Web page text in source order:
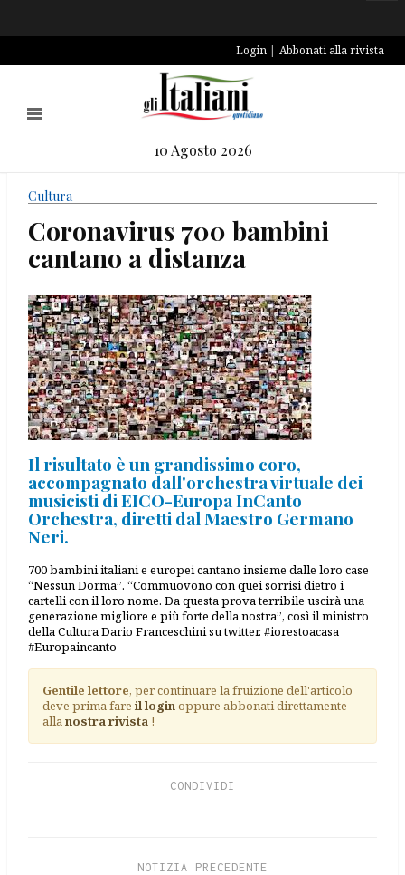
Login Abbonati alla rivista
10 Agosto 2026
Cultura
Coronavirus 700 bambini
cantano a distanza
Il risultato è un grandissimo coro,
accompagnato dall'orchestra virtuale dei
musicisti di EICO-Europa InCanto
Orchestra, diretti dal Maestro Germano
Neri.
700 bambini italiani e europei cantano insieme dalle loro case
“Nessun Dorma”. “Commuovono con quei sorrisi dietro i
cartelli con il loro nome. Da questa prova terribile uscirà una
generazione migliore e più forte della nostra”, così il ministro
della Cultura Dario Franceschini su twitter. #iorestoacasa
#Europaincanto
Gentile lettore, per continuare la fruizione dell'articolo
deve prima fare il loginoppure abbonati direttamente
allanostra rivista !
CONDIVIDI
NOTIZIA PRECEDENTE